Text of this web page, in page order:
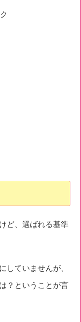
ど、選ばれる基準
していませんが、
？ということが言